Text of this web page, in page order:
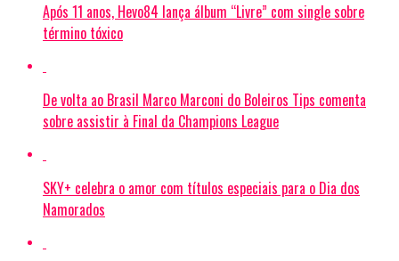
Após 11 anos, Hevo84 lança álbum “Livre” com single sobre
término tóxico
De volta ao Brasil Marco Marconi do Boleiros Tips comenta
sobre assistir à Final da Champions League
SKY+ celebra o amor com títulos especiais para o Dia dos
Namorados